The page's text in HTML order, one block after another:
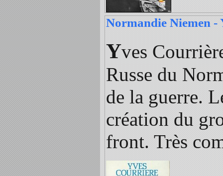
Normandie Niemen -
Yves
Russe du
de la guerre.
création du
front. Très